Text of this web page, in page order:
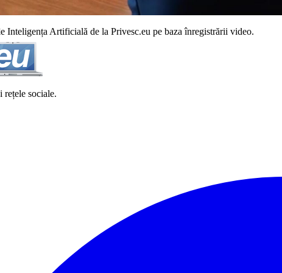
Inteligența Artificială de la Privesc.eu pe baza înregistrării video.
sociale.